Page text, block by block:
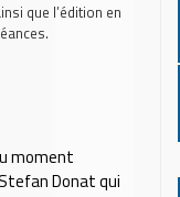
que l’édition en
moment
Donat qui